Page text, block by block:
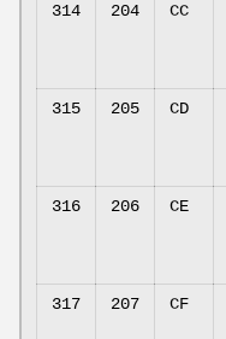
314 204 CC
315 205 CD
316 206 CE
317 207 CF